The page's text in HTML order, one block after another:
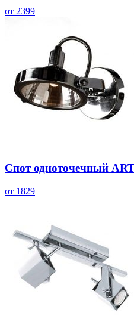
от 2399
Спот одноточечный
от 1829